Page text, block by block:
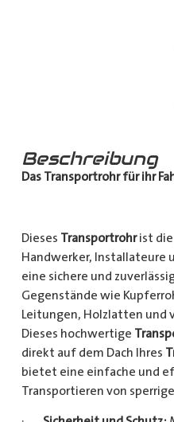
Beschreibung
Das Transportrohr für ihr
Dieses Transportrohrist die
Handwerker, Installateure
eine sichere und
Gegenstände wie
Leitungen, Holzlatten und
Dieses hochwertige
direkt auf dem Dach Ihres
bietet eine einfache und
Transportieren von